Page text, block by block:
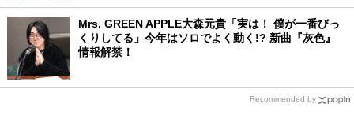
Mrs. GREEN APPLE大森元貴「実は！ 僕が一番びっ
くりしてる」今年はソロでよく動く!? 新曲『灰色』
情報解禁！
Recommended by